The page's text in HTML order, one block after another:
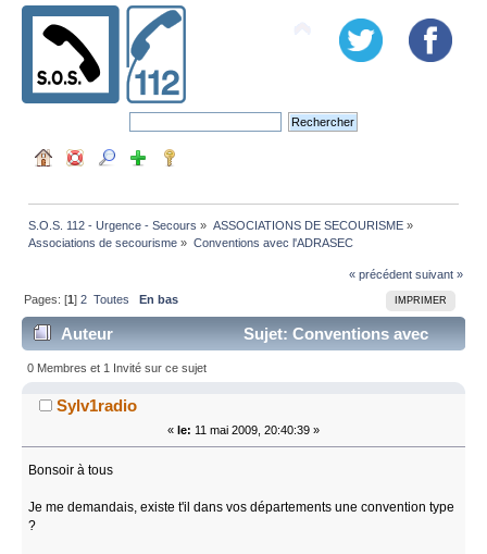
S.O.S. 112 - Urgence - Secours » ASSOCIATIONS DE SECOURISME»
Associations de secourisme » Conventions avec l'ADRASEC
« précédent suivant »
IMPRIMER
Pages: [1]2 Toutes En bas
Auteur
Sujet: Conventions avec
l'ADRASEC (Lu 29317 fois)
0 Membres et 1 Invité sur ce sujet
Sylv1radio
« le: 11 mai 2009, 20:40:39 »
Bonsoir à tous
Je me demandais, existe t'il dans vos départements une convention type
?